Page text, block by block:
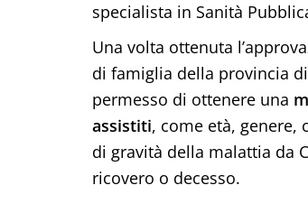
specialista in Sanità
Una volta ottenuta
di famiglia della provincia
permesso di ottenere una
assistiti, come età, genere,
di gravità della malattia da
ricovero o decesso.